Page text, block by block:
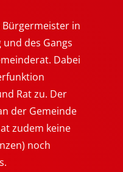
in
des Gangs
Dabei
Rat zu. Der
der Gemeinde
zudem keine
noch